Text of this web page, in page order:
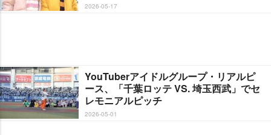
2026-05-17
YouTuberアイドルグループ・リアルピ
ース、「千葉ロッテ VS. 埼玉西武」でセ
レモニアルピッチ
2026-05-01